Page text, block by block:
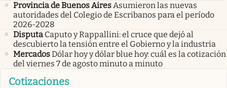
Provincia de Buenos AiresAsumieron las nuevas
autoridades del Colegio de Escribanos para el período
2026-2028
Disputa Caputo y Rappallini: el cruce que dejó al
descubierto la tensión entre el Gobierno y la industria
MercadosDólar hoy y dólar blue hoy: cuál es la cotización
del viernes 7 de agosto minuto a minuto
Cotizaciones